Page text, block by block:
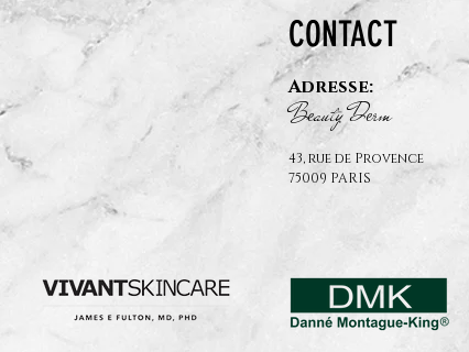
CONTACT
Adresse:
Beauty Derm
43, rue de Provence
75009 PARIS